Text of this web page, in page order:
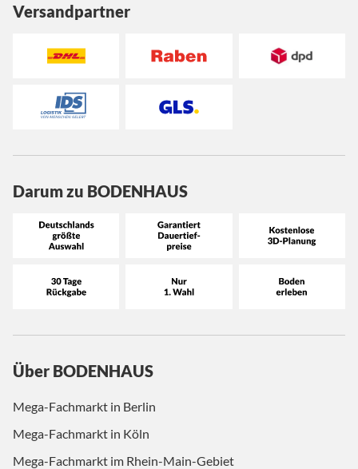
Versandpartner
Darum zu BODENHAUS
Über BODENHAUS
Mega-Fachmarkt in Berlin
Mega-Fachmarkt in Köln
Mega-Fachmarkt im Rhein-Main-Gebiet